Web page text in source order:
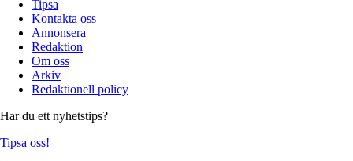
Tipsa
Kontakta oss
Annonsera
Redaktion
Om oss
Arkiv
Redaktionell policy
Har du ett nyhetstips?
Tipsa oss!